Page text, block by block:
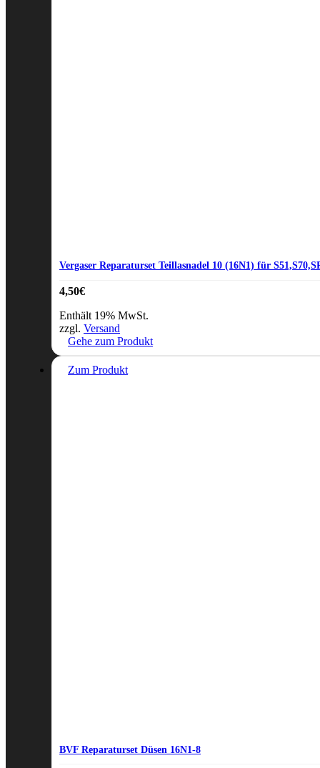
Vergaser Reparaturset Teillasnadel 10 (16N1) für
4,50€
Enthält 19% MwSt.
zzgl. Versand
Gehe zum Produkt
Zum Produkt
BVF Reparaturset Düsen 16N1-8